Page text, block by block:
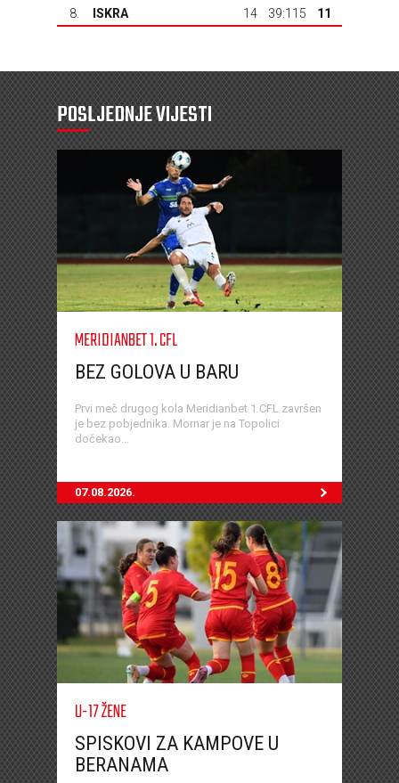
8. ISKRA 14 39:115 11
POSLJEDNJE VIJESTI
MERIDIANBET 1. CFL
BEZ GOLOVA U BARU
Prvi meč drugog kola Meridianbet 1.CFL završen
je bez pobjednika. Mornar je na Topolici
dočekao...
07.08.2026.
U-17 ŽENE
SPISKOVI ZA KAMPOVE U
BERANAMA